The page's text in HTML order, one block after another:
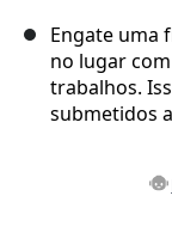
Engate uma
no lugar
trabalhos.
submetidos